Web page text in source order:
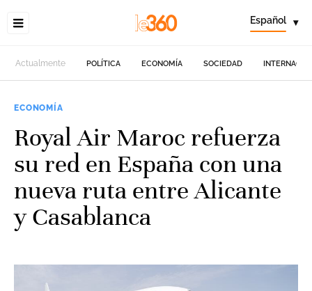
Español ▾
Actualmente POLÍTICA ECONOMÍA SOCIEDAD
ECONOMÍA
Royal Air Maroc refuerza
su red en España con una
nueva ruta entre Alicante
y Casablanca